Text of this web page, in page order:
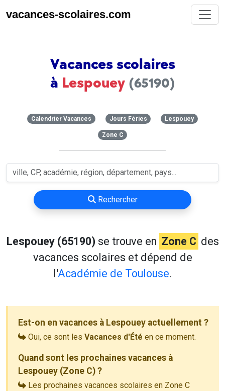
vacances-scolaires.com
Vacances scolaires
à Lespouey (65190)
Calendrier Vacances Jours Féries Lespouey
Zone C
Rechercher
Lespouey (65190) se trouve en Zone C des
vacances scolaires et dépend de
l'Académie de Toulouse.
Est-on en vacances à Lespouey actuellement ?
Oui, ce sont les Vacances d'Été en ce moment.
Quand sont les prochaines vacances à
Lespouey (Zone C) ?
Les prochaines vacances scolaires en Zone C